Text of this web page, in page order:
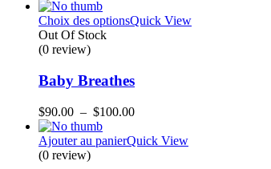
Choix des optionsQuick View
Out Of Stock
(0 review)
Baby Breathes
$90.00 – $100.00
Ajouter au panierQuick View
(0 review)